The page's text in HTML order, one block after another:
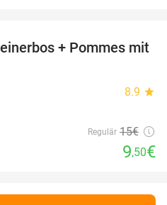
37%
+ Pommes mit
8.9 star
Regulär 15€
9,50€